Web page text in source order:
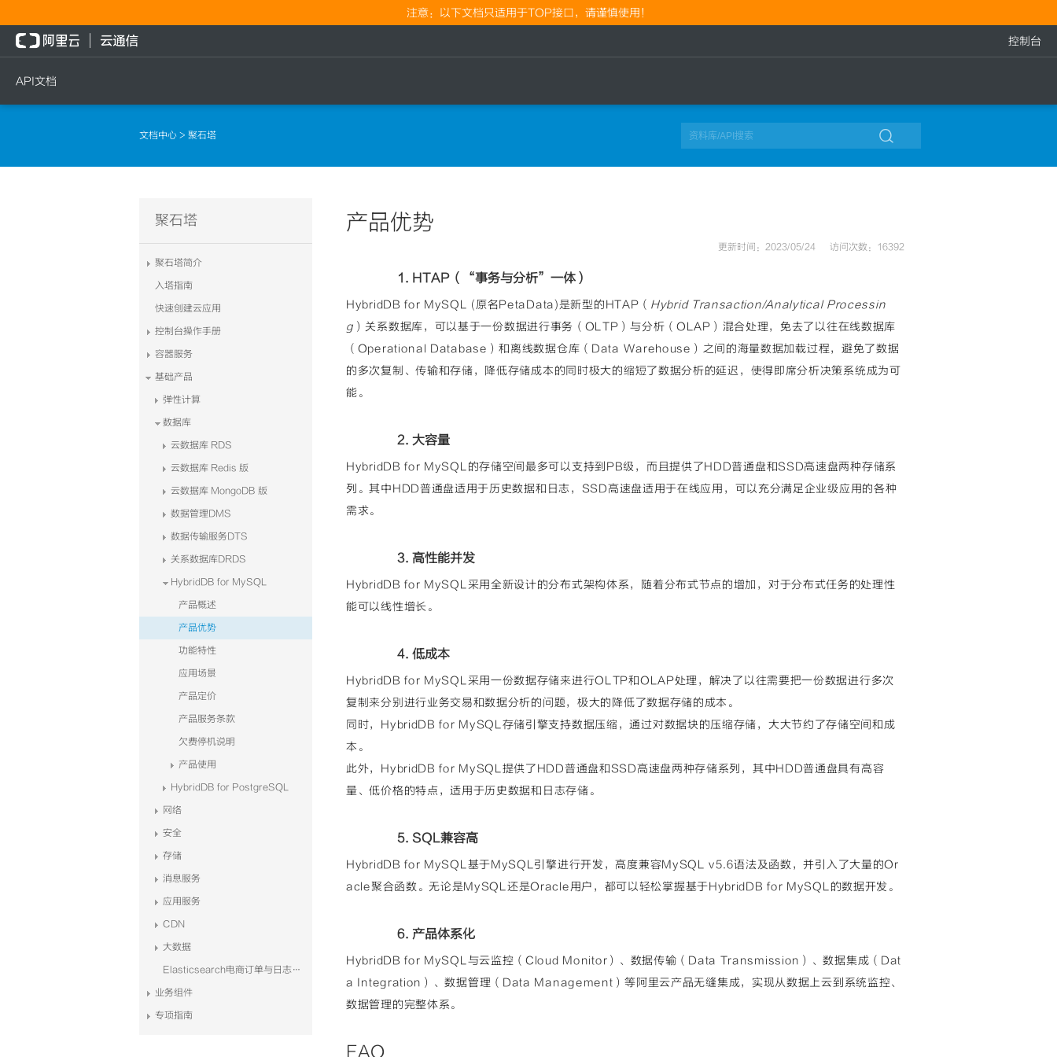
注意：以下文档只适用于TOP接口，请谨慎使用！
API文档
控制台
文档中心 > 聚石塔 
聚石塔
聚石塔简介
入塔指南
快速创建云应用
控制台操作手册
容器服务
基础产品
弹性计算
数据库
云数据库 RDS
云数据库 Redis 版
云数据库 MongoDB 版
数据管理DMS
数据传输服务DTS
关系数据库DRDS
HybridDB for MySQL
产品概述
产品优势
功能特性
应用场景
产品定价
产品服务条款
欠费停机说明
产品使用
HybridDB for PostgreSQL
网络
安全
存储
消息服务
应用服务
CDN
大数据
Elasticsearch电商订单与日志系统解决方案
业务组件
专项指南
产品优势
更新时间：2023/05/24 访问次数：16392
1. HTAP（“事务与分析”一体）
HybridDB for MySQL (原名PetaData)是新型的HTAP（ Hybrid Transaction/Analytical Processin
g ）关系数据库，可以基于一份数据进行事务（OLTP）与分析（OLAP）混合处理，免去了以往在线数据库
（Operational Database）和离线数据仓库（Data Warehouse）之间的海量数据加载过程，避免了数据
的多次复制、传输和存储，降低存储成本的同时极大的缩短了数据分析的延迟，使得即席分析决策系统成为可
能。
2. 大容量
HybridDB for MySQL的存储空间最多可以支持到PB级，而且提供了HDD普通盘和SSD高速盘两种存储系
列。其中HDD普通盘适用于历史数据和日志，SSD高速盘适用于在线应用，可以充分满足企业级应用的各种
需求。
3. 高性能并发
HybridDB for MySQL采用全新设计的分布式架构体系，随着分布式节点的增加，对于分布式任务的处理性
能可以线性增长。
4. 低成本
HybridDB for MySQL采用一份数据存储来进行OLTP和OLAP处理，解决了以往需要把一份数据进行多次
复制来分别进行业务交易和数据分析的问题，极大的降低了数据存储的成本。
同时，HybridDB for MySQL存储引擎支持数据压缩，通过对数据块的压缩存储，大大节约了存储空间和成
本。
此外，HybridDB for MySQL提供了HDD普通盘和SSD高速盘两种存储系列，其中HDD普通盘具有高容
量、低价格的特点，适用于历史数据和日志存储。
5. SQL兼容高
HybridDB for MySQL基于MySQL引擎进行开发，高度兼容MySQL v5.6语法及函数，并引入了大量的Or
acle聚合函数。无论是MySQL还是Oracle用户，都可以轻松掌握基于HybridDB for MySQL的数据开发。
6. 产品体系化
HybridDB for MySQL与云监控（Cloud Monitor）、数据传输（Data Transmission）、数据集成（Dat
a Integration）、数据管理（Data Management）等阿里云产品无缝集成，实现从数据上云到系统监控、
数据管理的完整体系。
FAQ